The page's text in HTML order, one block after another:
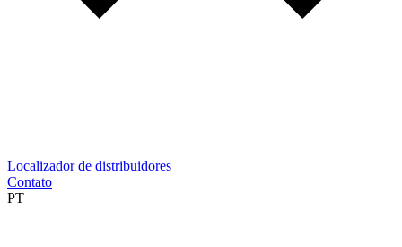
Localizador de distribuidores
Contato
PT